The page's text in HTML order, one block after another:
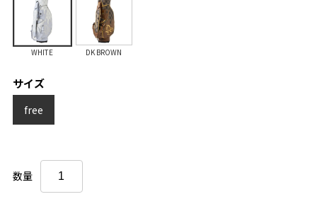
WHITE DK BROWN
サイズ
free
数量